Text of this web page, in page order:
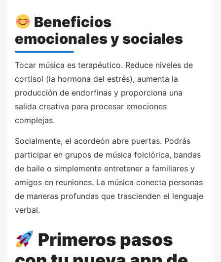
Beneficios
emocionales y sociales
Tocar música es terapéutico. Reduce niveles de
cortisol (la hormona del estrés), aumenta la
producción de endorfinas y proporciona una
salida creativa para procesar emociones
complejas.
Socialmente, el acordeón abre puertas. Podrás
participar en grupos de música folclórica, bandas
de baile o simplemente entretener a familiares y
amigos en reuniones. La música conecta personas
de maneras profundas que trascienden el lenguaje
verbal.
Primeros pasos